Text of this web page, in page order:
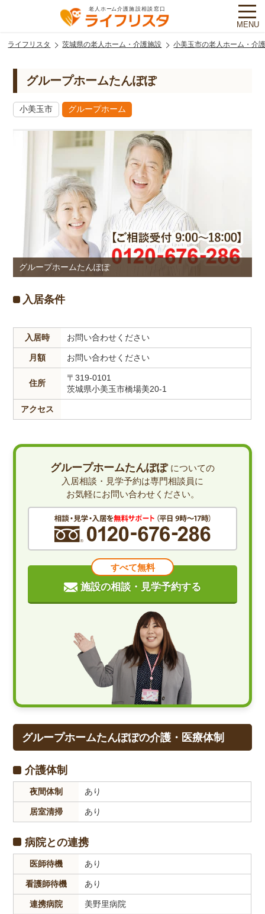
MENU
ライフリスタ 茨城県の老人ホーム・介護施設 小美玉市の老人ホーム・介
グループホームたんぽぽ
小美玉市 グループホーム
グループホームたんぽぽ
入居条件
入居時 お問い合わせください
月額 お問い合わせください
住所
〒319-0101
茨城県小美玉市橋場美20-1
アクセス
グループホームたんぽぽ についての
入居相談・見学予約は専門相談員に
お気軽にお問い合わせください。
すべて無料
施設の相談・見学予約する
グループホームたんぽぽの介護・医療体制
介護体制
夜間体制 あり
居室清掃 あり
病院との連携
医師待機 あり
看護師待機 あり
連携病院 美野里病院